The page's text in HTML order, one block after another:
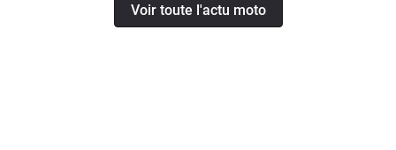
Voir toute l'actu moto